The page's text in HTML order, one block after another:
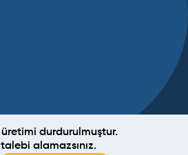
üretimi durdurulmuştur.
alamazsınız.